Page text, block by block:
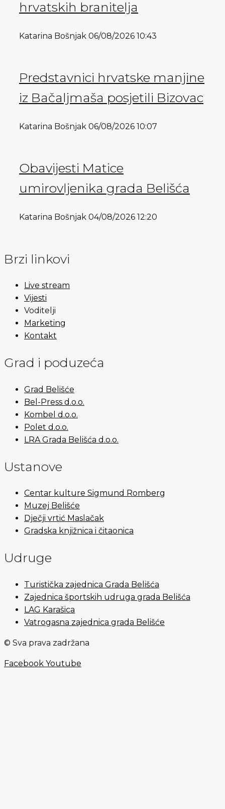
hrvatskih branitelja
Katarina Bošnjak 06/08/2026 10:43
Predstavnici hrvatske manjine
iz Bačaljmaša posjetili Bizovac
Katarina Bošnjak 06/08/2026 10:07
Obavijesti Matice
umirovljenika grada Belišća
Katarina Bošnjak 04/08/2026 12:20
Brzi linkovi
Live stream
Vijesti
Voditelji
Marketing
Kontakt
Grad i poduzeća
Grad Belišće
Bel-Press d.o.o.
Kombel d.o.o.
Polet d.o.o.
LRA Grada Belišća d.o.o.
Ustanove
Centar kulture Sigmund Romberg
Muzej Belišće
Dječji vrtić Maslačak
Gradska knjižnica i čitaonica
Udruge
Turistička zajednica Grada Belišća
Zajednica športskih udruga grada Belišća
LAG Karašica
Vatrogasna zajednica grada Belišće
© Sva prava zadržana
Facebook Youtube